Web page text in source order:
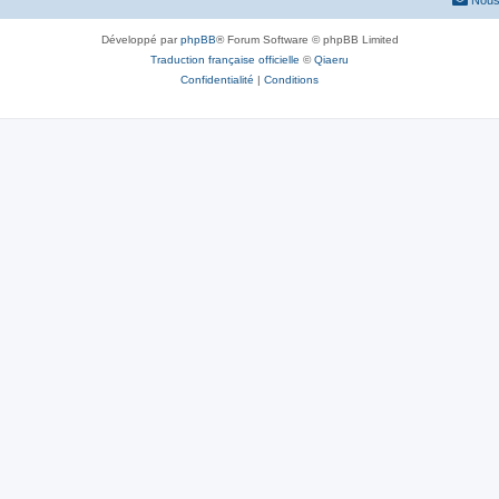
Développé parphpBB® Forum Software © phpBB Limited
Traduction française officielle ©Qiaeru
Confidentialité | Conditions